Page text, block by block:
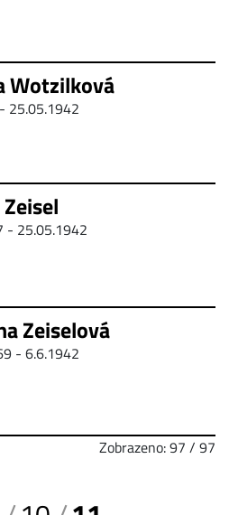
Wotzilková
25.05.1942
- 25.05.1942
Zeiselová
- 6.6.1942
Zobrazeno: 97 / 97